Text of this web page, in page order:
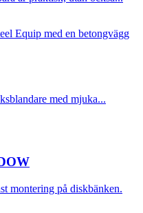
med mjuka...
montering på diskbänken.